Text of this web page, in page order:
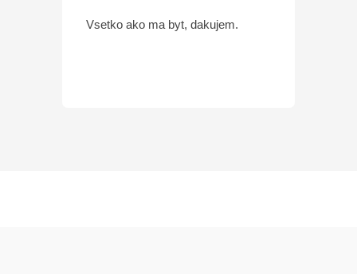
Vsetko ako ma byt, dakujem.